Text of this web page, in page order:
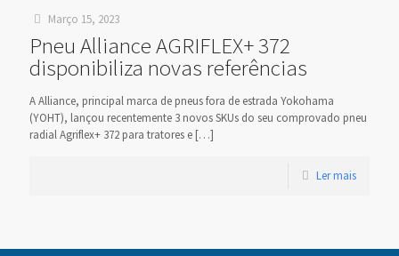
Março 15, 2023
Pneu Alliance AGRIFLEX+ 372
disponibiliza novas referências
A Alliance, principal marca de pneus fora de estrada Yokohama
(YOHT), lançou recentemente 3 novos SKUs do seu comprovado pneu
radial Agriflex+ 372 para tratores e […]
Ler mais